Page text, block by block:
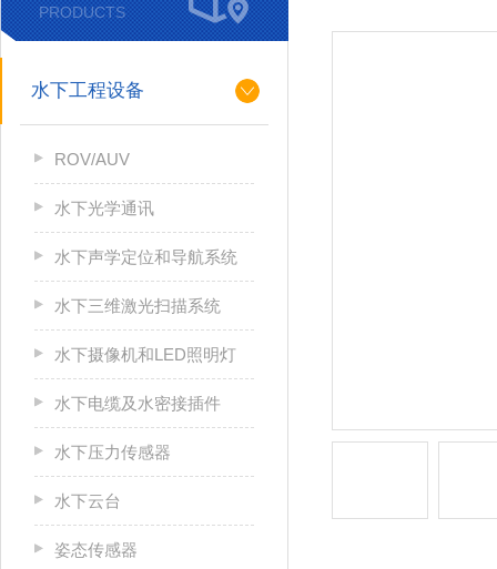
PRODUCTS
水下工程设备
ROV/AUV
水下光学通讯
水下声学定位和导航系统
水下三维激光扫描系统
水下摄像机和LED照明灯
水下电缆及水密接插件
水下压力传感器
水下云台
姿态传感器